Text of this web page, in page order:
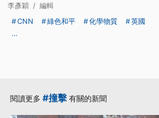
李彥穎 / 編輯
CNN
綠色和平 化學物質
英國
...
閱讀更多 #撞擊 有關的新聞